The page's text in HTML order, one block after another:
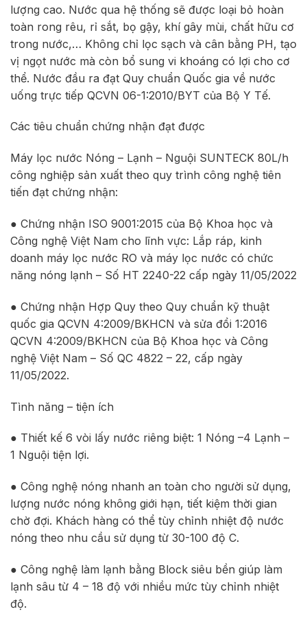
lượng cao. Nước qua hệ thống sẽ được loại bỏ hoàn
toàn rong rêu, rỉ sắt, bọ gậy, khí gây mùi, chất hữu cơ
trong nước,… Không chỉ lọc sạch và cân bằng PH, tạo
vị ngọt nước mà còn bổ sung vi khoáng có lợi cho cơ
thể. Nước đầu ra đạt Quy chuẩn Quốc gia về nước
uống trực tiếp QCVN 06-1:2010/BYT của Bộ Y Tế.
Các tiêu chuẩn chứng nhận đạt được
Máy lọc nước Nóng – Lạnh – Nguội SUNTECK 80L/h
công nghiệp sản xuất theo quy trình công nghệ tiên
tiến đạt chứng nhận:
● Chứng nhận ISO 9001:2015 của Bộ Khoa học và
Công nghệ Việt Nam cho lĩnh vực: Lắp ráp, kinh
doanh máy lọc nước RO và máy lọc nước có chức
năng nóng lạnh – Số HT 2240-22 cấp ngày 11/05/2022
● Chứng nhận Hợp Quy theo Quy chuẩn kỹ thuật
quốc gia QCVN 4:2009/BKHCN và sửa đổi 1:2016
QCVN 4:2009/BKHCN của Bộ Khoa học và Công
nghệ Việt Nam – Số QC 4822 – 22, cấp ngày
11/05/2022.
Tình năng – tiện ích
● Thiết kế 6 vòi lấy nước riêng biệt: 1 Nóng –4 Lạnh –
1 Nguội tiện lợi.
● Công nghệ nóng nhanh an toàn cho người sử dụng,
lượng nước nóng không giới hạn, tiết kiệm thời gian
chờ đợi. Khách hàng có thể tùy chỉnh nhiệt độ nước
nóng theo nhu cầu sử dụng từ 30-100 độ C.
● Công nghệ làm lạnh bằng Block siêu bền giúp làm
lạnh sâu từ 4 – 18 độ với nhiều mức tùy chỉnh nhiệt
độ.